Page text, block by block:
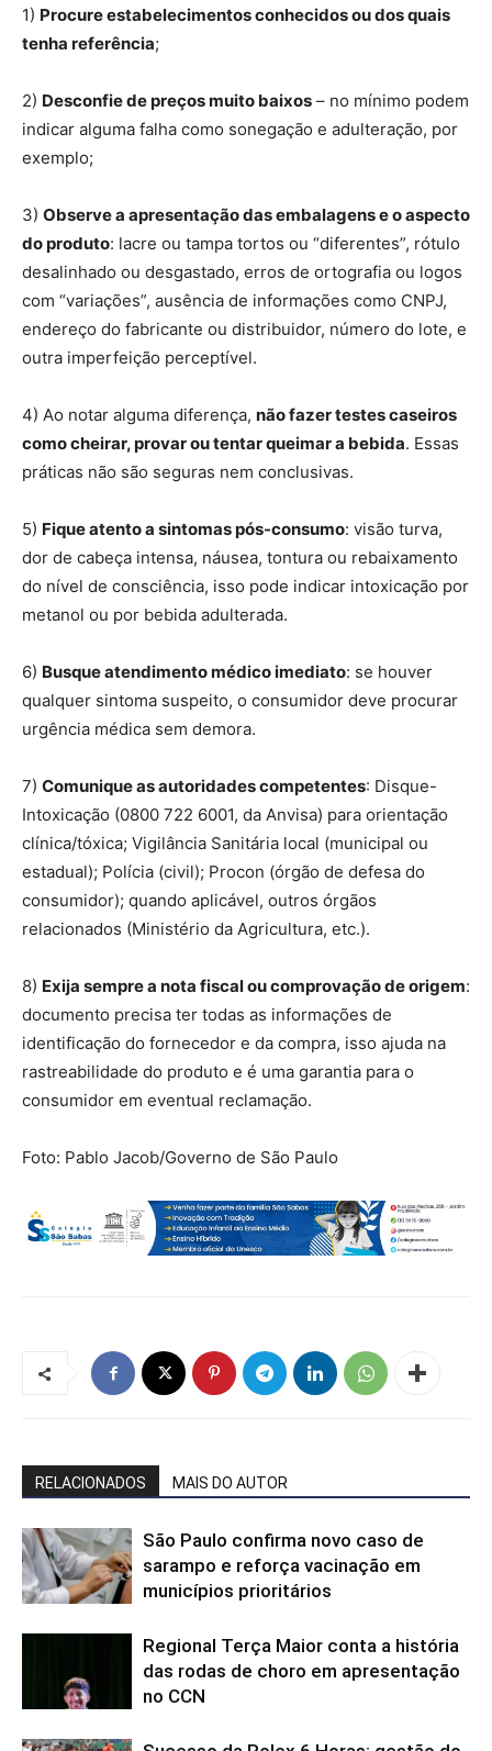
1) Procure estabelecimentos conhecidos ou dos quais
tenha referência;
2) Desconfie de preços muito baixos – no mínimo podem
indicar alguma falha como sonegação e adulteração, por
exemplo;
3) Observe a apresentação das embalagens e o aspecto
do produto: lacre ou tampa tortos ou “diferentes”, rótulo
desalinhado ou desgastado, erros de ortografia ou logos
com “variações”, ausência de informações como CNPJ,
endereço do fabricante ou distribuidor, número do lote, e
outra imperfeição perceptível.
4) Ao notar alguma diferença, não fazer testes caseiros
como cheirar, provar ou tentar queimar a bebida. Essas
práticas não são seguras nem conclusivas.
5) Fique atento a sintomas pós-consumo: visão turva,
dor de cabeça intensa, náusea, tontura ou rebaixamento
do nível de consciência, isso pode indicar intoxicação por
metanol ou por bebida adulterada.
6) Busque atendimento médico imediato: se houver
qualquer sintoma suspeito, o consumidor deve procurar
urgência médica sem demora.
7) Comunique as autoridades competentes: Disque-
Intoxicação (0800 722 6001, da Anvisa) para orientação
clínica/tóxica; Vigilância Sanitária local (municipal ou
estadual); Polícia (civil); Procon (órgão de defesa do
consumidor); quando aplicável, outros órgãos
relacionados (Ministério da Agricultura, etc.).
8) Exija sempre a nota fiscal ou comprovação de origem:
documento precisa ter todas as informações de
identificação do fornecedor e da compra, isso ajuda na
rastreabilidade do produto e é uma garantia para o
consumidor em eventual reclamação.
Foto: Pablo Jacob/Governo de São Paulo
RELACIONADOS MAIS DO AUTOR
São Paulo confirma novo caso de
sarampo e reforça vacinação em
municípios prioritários
Regional Terça Maior conta a história
das rodas de choro em apresentação
no CCN